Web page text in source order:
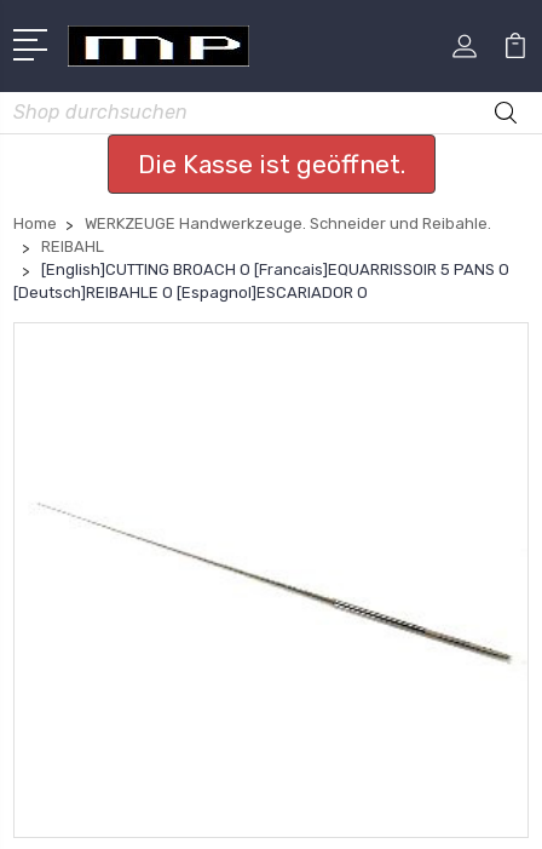
Suchen
Die Kasse ist geöffnet.
Home
WERKZEUGE Handwerkzeuge. Schneider und Reibahle.
REIBAHL
[English]CUTTING BROACH O [Francais]EQUARRISSOIR 5 PANS O
[Deutsch]REIBAHLE O [Espagnol]ESCARIADOR O